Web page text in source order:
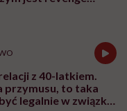
z 40-latkiem.
przymusu, to taka
legalnie w związku.